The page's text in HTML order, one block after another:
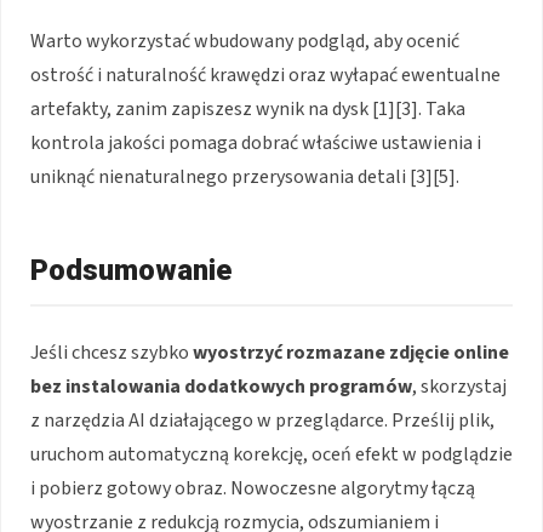
Warto wykorzystać wbudowany podgląd, aby ocenić
ostrość i naturalność krawędzi oraz wyłapać ewentualne
artefakty, zanim zapiszesz wynik na dysk [1][3]. Taka
kontrola jakości pomaga dobrać właściwe ustawienia i
uniknąć nienaturalnego przerysowania detali [3][5].
Podsumowanie
Jeśli chcesz szybkowyostrzyć rozmazane zdjęcie online
bez instalowania dodatkowych programów, skorzystaj
z narzędzia AI działającego w przeglądarce. Prześlij plik,
uruchom automatyczną korekcję, oceń efekt w podglądzie
i pobierz gotowy obraz. Nowoczesne algorytmy łączą
wyostrzanie z redukcją rozmycia, odszumianiem i